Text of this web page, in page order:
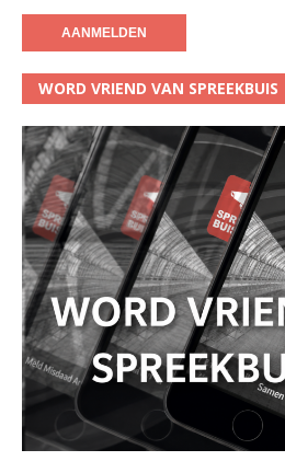
WORD VRIEND VAN SPREEKBUIS